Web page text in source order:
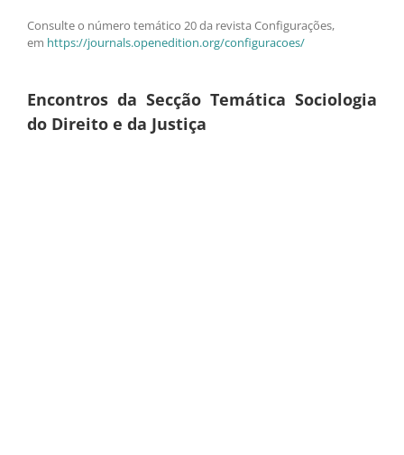
Consulte o número temático 20 da revista Configurações,
em https://journals.openedition.org/configuracoes/
Encontros da Secção Temática Sociologia
do Direito e da Justiça